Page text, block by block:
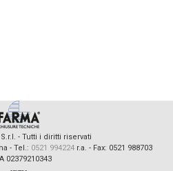
- Tutti i diritti riservati
- Tel.: 0521 994224 r.a. - Fax: 0521 988703
0237921 0343